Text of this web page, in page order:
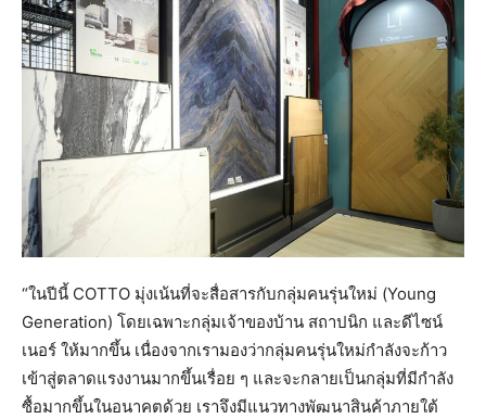
“ในปีนี้ COTTO มุ่งเน้นที่จะสื่อสารกับกลุ่มคนรุ่นใหม่ (Young
Generation) โดยเฉพาะกลุ่มเจ้าของบ้าน สถาปนิก และดีไซน์
เนอร์ ให้มากขึ้น เนื่องจากเรามองว่ากลุ่มคนรุ่นใหม่กำลังจะก้าว
เข้าสู่ตลาดแรงงานมากขึ้นเรื่อย ๆ และจะกลายเป็นกลุ่มที่มีกำลัง
ซื้อมากขึ้นในอนาคตด้วย เราจึงมีแนวทางพัฒนาสินค้าภายใต้